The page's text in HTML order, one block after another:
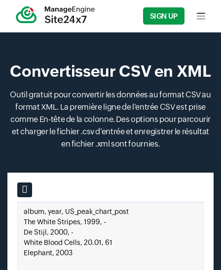
SIGN UP Input
Convertisseur CSV en XML
Outil gratuit pour convertir les données au format CSV au
format XML. La première ligne de l’entrée CSV est prise
comme En-tête de la colonne. Des options pour parcourir
et charger le fichier .csv d’entrée et enregistrer le résultat
en fichier .xml sont fournies.
Input field
Collez votre CSV ici.